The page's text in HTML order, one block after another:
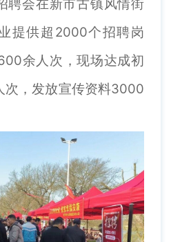
聘会在新市古镇风情街
提供超2000个招聘岗
余人次，现场达成初
次，发放宣传资料3000